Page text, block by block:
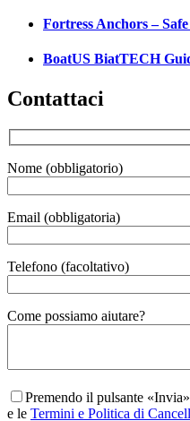
Fortress Anchors –
BoatUS BiatTECH
Contattaci
Nome (obbligatorio)
Email (obbligatoria)
Telefono (facoltativo)
Gender
Come possiamo aiutare?
Premendo il pulsante
e le Termini e Politica di